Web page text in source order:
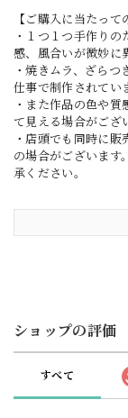
【ご購入に当たっ
・１つ１つ手作り
感、風合いが微妙に
・焼きムラ、ざら
仕事で制作されてい
・また作品の色や
て見える場合がござ
・店頭でも同時に
の場合がございます
承ください。
ショップの評価
すべて